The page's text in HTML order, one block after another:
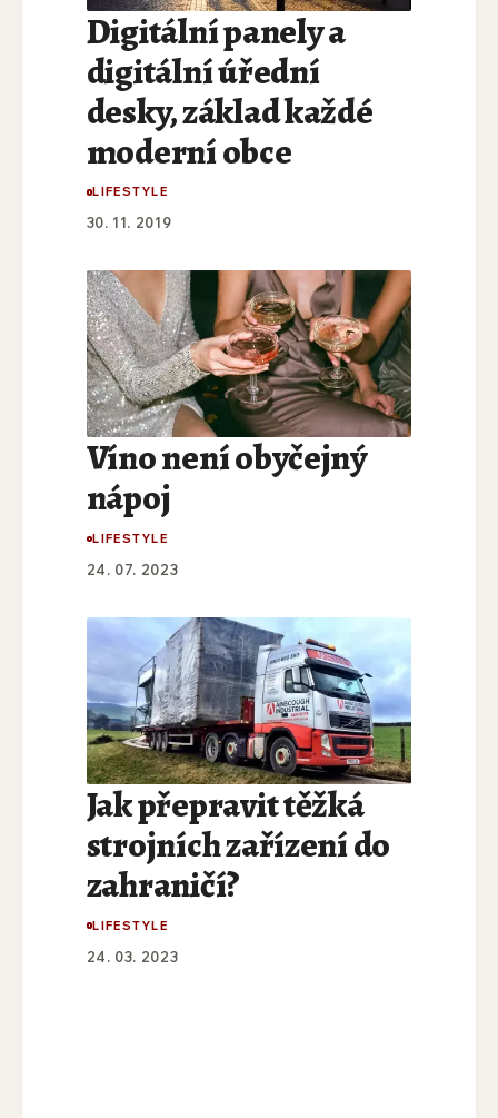
Digitální panely a
digitální úřední
desky, základ každé
moderní obce
LIFESTYLE
30. 11. 2019
Víno není obyčejný
nápoj
LIFESTYLE
24. 07. 2023
Jak přepravit těžká
strojních zařízení do
zahraničí?
LIFESTYLE
24. 03. 2023